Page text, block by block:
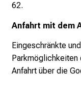
62.
Anfahrt mit dem
Eingeschränkte
Parkmöglichkeiten
Anfahrt über die